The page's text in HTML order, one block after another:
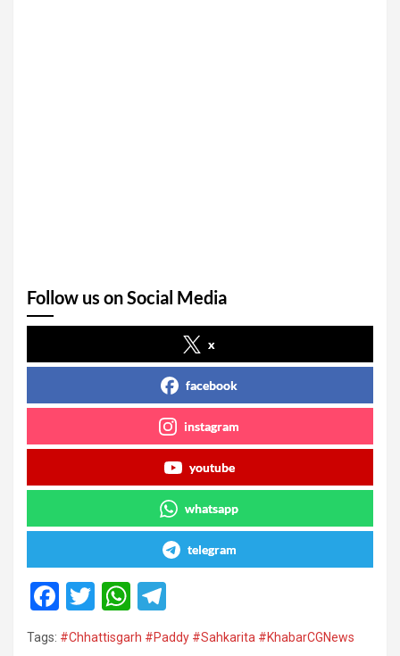
Follow us on Social Media
x
facebook
instagram
youtube
whatsapp
telegram
F
a
T
wi
W
h
el
Tags: #Chhattisgarh #Paddy #Sahkarita #KhabarCGNews